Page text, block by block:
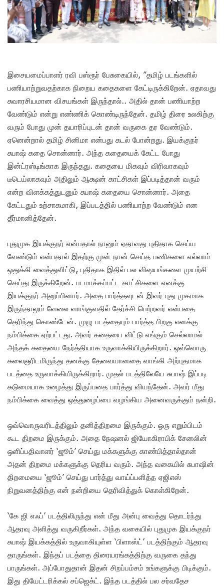
இசையமைப்பாளர் ரவி பஸ்ரூர் பேசுகையில், ”தமிழ் படங்களில்
பணியாற்றுவதற்காக நிறைய கதைகளை கேட்டிருக்கிறேன். ஏதாவது
சுவாரசியமான விசயங்கள் இருந்தால்.. அதில் தான் பணியாற்ற
வேண்டும் என்று எண்ணிக் கொண்டிருந்தேன். தமிழ் திரை உலகிற்கு
வரும் போது முன் தயாரிப்புடன் தான் வருகை தர வேண்டும்.
ஏனென்றால் தமிழ் சினிமா என்பது கடல் போன்றது. இயக்குநர்
சுபாஷ் கதை சொன்னார். அந்த கதையைக் கேட்ட போது
இன்ட்ரஸ்டிங்காக இருந்தது. கதையை மிகவும் விரிவாகவும்
டீடெய்லாகவும் அதிலும் ஆக்ஷன் காட்சிகள் இப்படித்தான் வரும்
என்ற விளக்கத்துடனும் சுபாஷ் கதையை சொன்னார். அதை
கேட்டதும் உற்சாகமாகி, இப்படத்தில் பணியாற்ற வேண்டும் என
தீர்மானித்தேன்.
புதுமுக இயக்குநர் என்பதால் நானும் ஏதாவது புதிதாக செய்ய
வேண்டும் என்பதால் இதற்கு முன் நான் செய்த பணிகளை எல்லாம்
ஒதுக்கி வைத்துவிட்டு, புதிதாக இதில் பல விஷயங்களை முயற்சி
செய்து இருக்கிறேன். படமாக்கப்பட்ட காட்சிகளை எனக்கு
இயக்குநர் அனுப்பினார். அதை பார்த்தவுடன் இவர் புது முகமாக
இருந்தாலும் வேலை வாங்குவதில் தேர்ச்சி பெற்றவர் என்பதை
தெரிந்து கொண்டேன். முழு படத்தையும் பார்த்த பிறகு எனக்கு
நம்பிக்கை ஏற்பட்டது. அவர் கதையை விட்டு எங்கும் செல்லாமல்
அந்தக் கதையை நேர்த்தியாக உருவாக்கியிருக்கிறார். ஒவ்வொரு
கலைஞரிடமிருந்து தனக்கு தேவையானதை வாங்கி அற்புதமாக
படத்தை உருவாக்கியிருக்கிறார். முதல் படத்திலேயே சுபாஷ் இப்படி
கடுமையாக உழைத்து இருப்பதை பார்த்து வியந்தேன். அவர் மீது
நம்பிக்கை வைத்து ஒத்துழைப்பை வழங்கிய அனைவருக்கும் நன்றி.
ஒவ்வொருவரிடத்திலும் தனித்திறமை இருக்கும். ஒரு எறும்பிடம்
கூட திறமை இருக்கும். அதை நேஷனல் ஜியோகிராபிக் சேனலின்
ஒளிப்பதிவாளர் ‘ஜூம்’ செய்து மக்களுக்கு காண்பித்தால்தான்
அதன் திறமை மக்களுக்கு தெரிய வரும். அந்த வகையில் சுபாஷின்
திறமையை ‘ஜூம்’ செய்து பார்த்து வாய்ப்பளித்த ஏஜிஎஸ்
நிறுவனத்திற்கு என் நன்றியை தெரிவித்துக் கொள்கிறேன்.
‘கே ஜி எஃப்’ படத்திலிருந்து என் மீது அன்பு வைத்து தொடர்ந்து
ஆதரவு அளித்து வருகிறீர்கள். அந்த வகையில் புதுமுக இயக்குநர்
சுபாஷ் இயக்கத்தில் உருவாகியுள்ள ‘பிளாஸ்ட்’ படத்திற்கும் ஆதரவு
தாருங்கள். இந்தப் படத்தை திரையரங்கத்திற்கு வருகை தந்து
பாருங்கள். அப்போதுதான் இதன் சிறப்பம்சம் உங்களுக்கு பிடிக்கும்.
இது தியேட்டரிக்கல் சப்ஜெக்ட். இந்த படத்தில் பல சர்வதேச